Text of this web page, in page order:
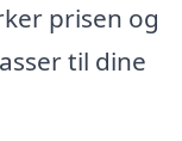
prisen og
til dine